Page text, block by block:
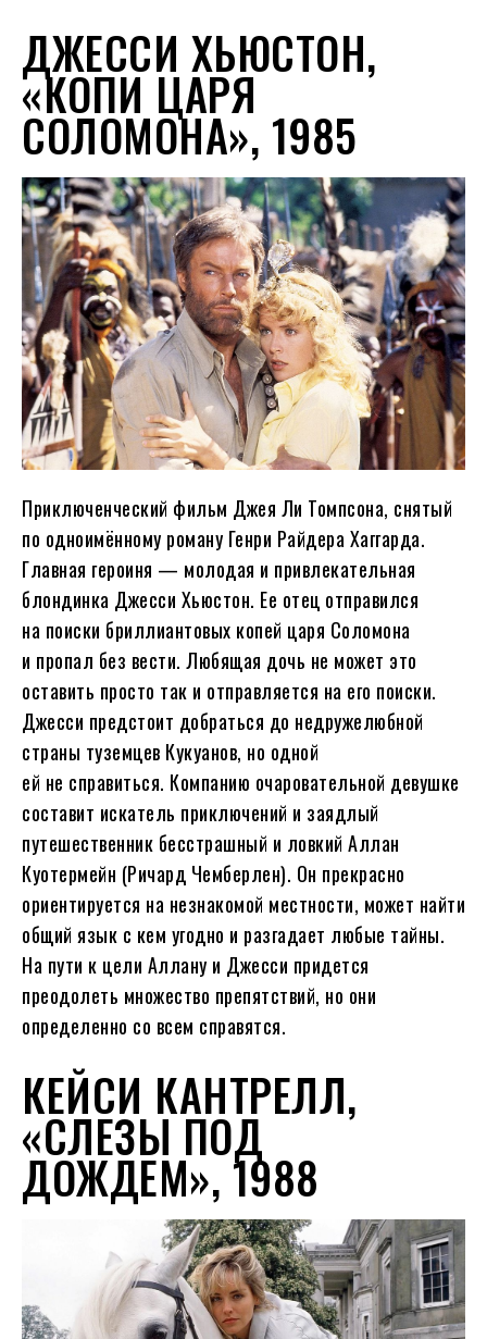
ДЖЕССИ ХЬЮСТОН,
«КОПИ ЦАРЯ
СОЛОМОНА», 1985
Приключенческий фильм Джея Ли Томпсона, снятый
по одноимённому роману Генри Райдера Хаггарда.
Главная героиня — молодая и привлекательная
блондинка Джесси Хьюстон. Ее отец отправился
на поиски бриллиантовых копей царя Соломона
и пропал без вести. Любящая дочь не может это
оставить просто так и отправляется на его поиски.
Джесси предстоит добраться до недружелюбной
страны туземцев Кукуанов, но одной
ей не справиться. Компанию очаровательной девушке
составит искатель приключений и заядлый
путешественник бесстрашный и ловкий Аллан
Куотермейн (Ричард Чемберлен). Он прекрасно
ориентируется на незнакомой местности, может найти
общий язык с кем угодно и разгадает любые тайны.
На пути к цели Аллану и Джесси придется
преодолеть множество препятствий, но они
определенно со всем справятся.
КЕЙСИ КАНТРЕЛЛ,
«СЛЕЗЫ ПОД
ДОЖДЕМ», 1988